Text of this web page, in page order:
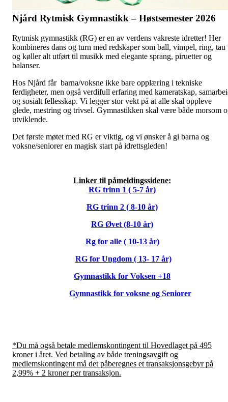
Njård Rytmisk Gymnastikk – Høstsemester 2026
Rytmisk gymnastikk (RG) er en av verdens vakreste idretter! Her
kombineres dans og turn med redskaper som ball, vimpel, ring, tau
og køller alt utført til musikk med elegante sprang, piruetter og
balanser.
Hos Njård får barna/voksne ikke bare opplæring i tekniske
ferdigheter, men også verdifull erfaring med kameratskap,
og sosialt fellesskap. Vi legger stor vekt på at alle skal oppleve
glede, mestring og trivsel. Gymnastikken skal være både morsom
utviklende.
Det første møtet med RG er viktig, og vi ønsker å gi barna og
voksne/seniorer en magisk start på idrettsgleden!
Linker til påmeldingssidene:
RG trinn 1 ( 5-7 år)
RG trinn 2 ( 8-10 år)
RG Øvet (8-10 år)
Rg for alle ( 10-13 år)
RG for Ungdom ( 13- 17 år)
Gymnastikk for Voksen +18
Gymnastikk for voksne og Seniorer
*Du må også betale medlemskontingent til Hovedlaget på 495
kroner i året. Ved betaling av både treningsavgift og
medlemskontingent må det påberegnes et transaksjonsgebyr på
2,99% + 2 kroner per transaksjon.